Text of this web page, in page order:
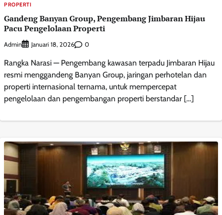
PROPERTI
Gandeng Banyan Group, Pengembang Jimbaran Hijau
Pacu Pengelolaan Properti
Admin Januari 18, 2026 0
Rangka Narasi — Pengembang kawasan terpadu Jimbaran Hijau
resmi menggandeng Banyan Group, jaringan perhotelan dan
properti internasional ternama, untuk mempercepat
pengelolaan dan pengembangan properti berstandar […]